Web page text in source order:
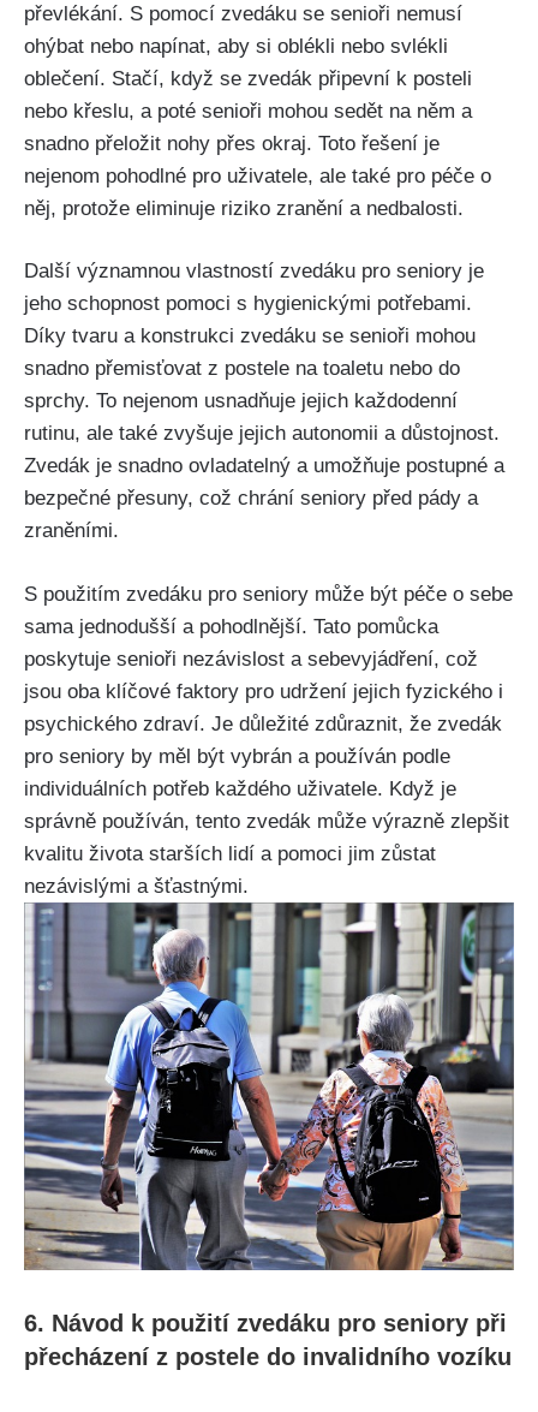
převlékání. S pomocí zvedáku se senioři nemusí
ohýbat nebo napínat, aby si oblékli nebo svlékli
oblečení. Stačí, když se zvedák připevní k posteli
nebo křeslu, a poté senioři mohou sedět na něm a
snadno přeložit nohy přes okraj. Toto řešení je
nejenom pohodlné pro uživatele, ale také pro péče o
něj, protože eliminuje riziko zranění a nedbalosti.
Další významnou vlastností zvedáku pro seniory je
jeho schopnost pomoci s hygienickými potřebami.
Díky tvaru a konstrukci zvedáku se senioři mohou
snadno přemisťovat z postele na toaletu nebo do
sprchy. To nejenom usnadňuje jejich každodenní
rutinu, ale také zvyšuje jejich autonomii a důstojnost.
Zvedák je snadno ovladatelný a umožňuje postupné a
bezpečné přesuny, což chrání seniory před pády a
zraněními.
S použitím zvedáku pro seniory může být péče o sebe
sama jednodušší a pohodlnější. Tato pomůcka
poskytuje senioři nezávislost a sebevyjádření, což
jsou oba klíčové faktory pro udržení jejich fyzického i
psychického zdraví. Je důležité zdůraznit, že zvedák
pro seniory by měl být vybrán a používán podle
individuálních potřeb každého uživatele. Když je
správně používán, tento zvedák může výrazně zlepšit
kvalitu života starších lidí a pomoci jim zůstat
nezávislými a šťastnými.
6. Návod k použití zvedáku pro seniory při
přecházení z postele do invalidního vozíku